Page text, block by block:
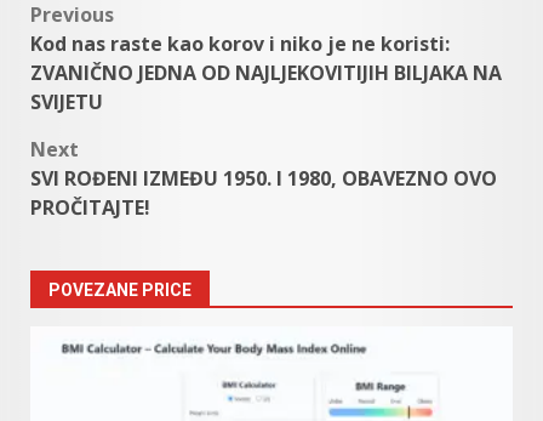
Post
navigation
Previous
Kod nas raste kao korov i niko je ne koristi:
ZVANIČNO JEDNA OD NAJLJEKOVITIJIH BILJAKA NA
SVIJETU
Next
SVI ROĐENI IZMEĐU 1950. I 1980, OBAVEZNO OVO
PROČITAJTE!
POVEZANE PRICE